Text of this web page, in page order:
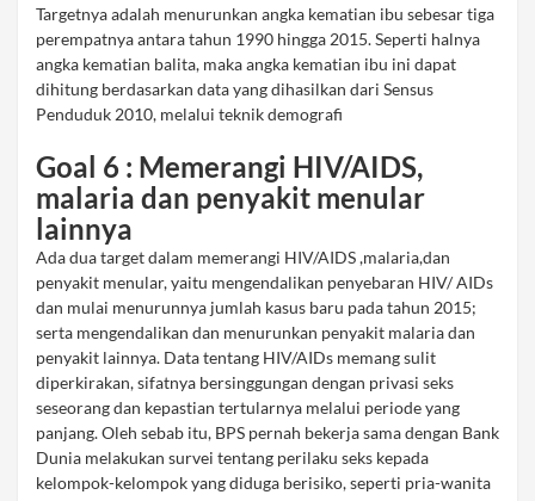
Targetnya adalah menurunkan angka kematian ibu sebesar tiga
perempatnya antara tahun 1990 hingga 2015. Seperti halnya
angka kematian balita, maka angka kematian ibu ini dapat
dihitung berdasarkan data yang dihasilkan dari Sensus
Penduduk 2010, melalui teknik demografi
Goal 6 : Memerangi HIV/AIDS,
malaria dan penyakit menular
lainnya
Ada dua target dalam memerangi HIV/AIDS ,malaria,dan
penyakit menular, yaitu mengendalikan penyebaran HIV/ AIDs
dan mulai menurunnya jumlah kasus baru pada tahun 2015;
serta mengendalikan dan menurunkan penyakit malaria dan
penyakit lainnya. Data tentang HIV/AIDs memang sulit
diperkirakan, sifatnya bersinggungan dengan privasi seks
seseorang dan kepastian tertularnya melalui periode yang
panjang. Oleh sebab itu, BPS pernah bekerja sama dengan Bank
Dunia melakukan survei tentang perilaku seks kepada
kelompok-kelompok yang diduga berisiko, seperti pria-wanita